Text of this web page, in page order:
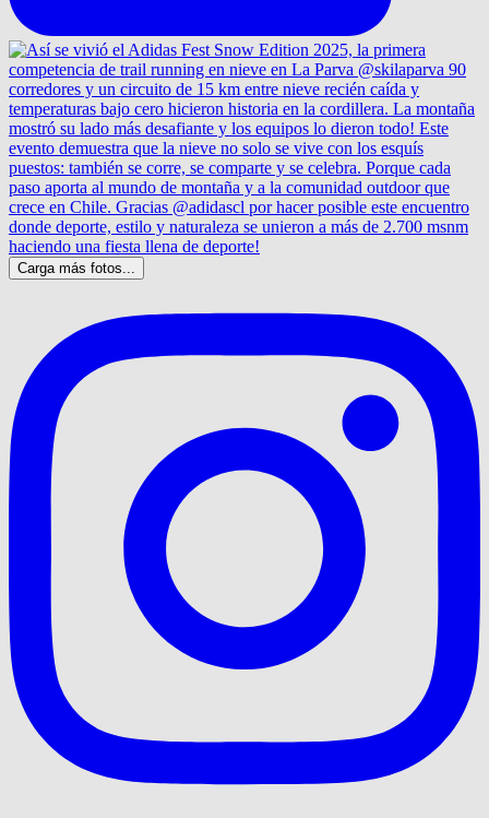
Carga más fotos...